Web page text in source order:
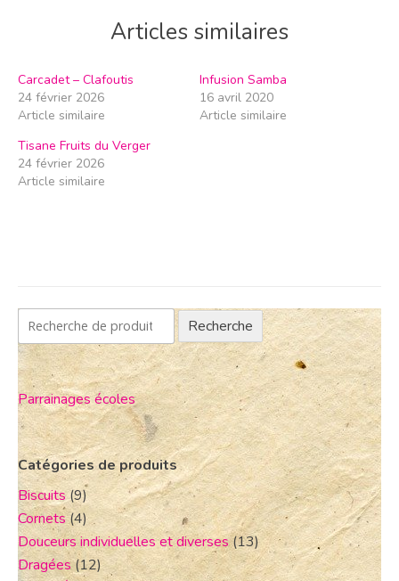
Articles similaires
Carcadet – Clafoutis
24 février 2026
Article similaire
Infusion Samba
16 avril 2020
Article similaire
Tisane Fruits du Verger
24 février 2026
Article similaire
Recherche
Parrainages écoles
Catégories de produits
Biscuits(9)
Cornets(4)
Douceurs individuelles et diverses (13)
Dragées(12)